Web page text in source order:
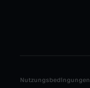
Nutzungsbedingungen